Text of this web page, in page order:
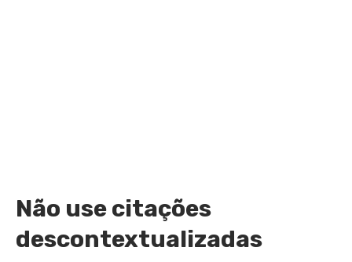
Não use citações
descontextualizadas